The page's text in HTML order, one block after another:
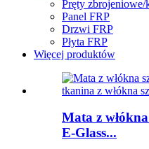
Pręty
Panel FRP
Drzwi FRP
Płyta FRP
Więcej produktów
Mata z
E-Glass...